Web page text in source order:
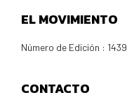
EL MOVIMIENTO
Número de Edición : 1439
CONTACTO